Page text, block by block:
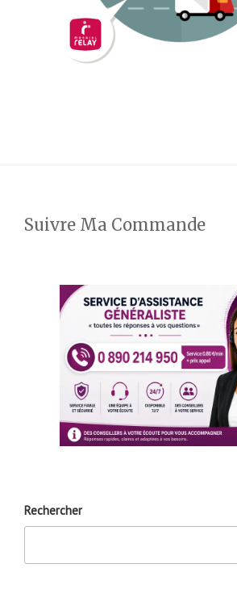
Suivre Ma Commande
Rechercher